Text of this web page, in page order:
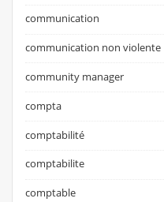
communication
communication non violente
community manager
compta
comptabilité
comptabilite
comptable